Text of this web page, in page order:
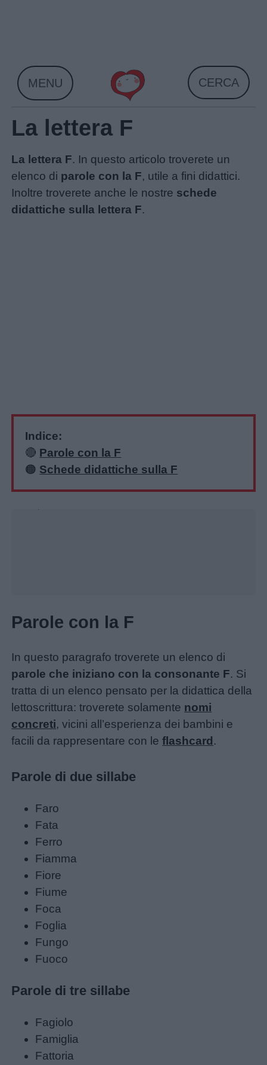
Home
MENU CERCA
La lettera F
La lettera F. In questo articolo troverete un
elenco di parole con la F, utile a fini didattici.
Inoltre troverete anche le nostre schede
didattiche sulla lettera F.
Indice:
🔴 Parole con la F
🟠 Schede didattiche sulla F
Parole con la F
In questo paragrafo troverete un elenco di
parole che iniziano con la consonante F. Si
tratta di un elenco pensato per la didattica della
lettoscrittura: troverete solamente nomi
concreti, vicini all’esperienza dei bambini e
facili da rappresentare con leflashcard .
Parole di due sillabe
Faro
Fata
Ferro
Fiamma
Fiore
Fiume
Foca
Foglia
Fungo
Fuoco
Parole di tre sillabe
Fagiolo
Famiglia
Fattoria